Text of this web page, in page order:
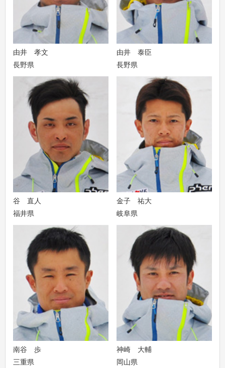
由井 孝文
長野県
由井 泰臣
長野県
谷 直人
福井県
金子 祐大
岐阜県
南谷 歩
三重県
神崎 大輔
岡山県